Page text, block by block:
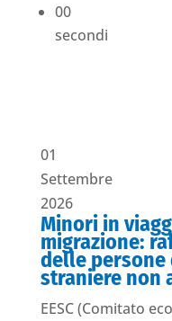
00
secondi
01
Settembre
2026
Minori in
migrazione:
delle persone
straniere non
EESC (Comitato